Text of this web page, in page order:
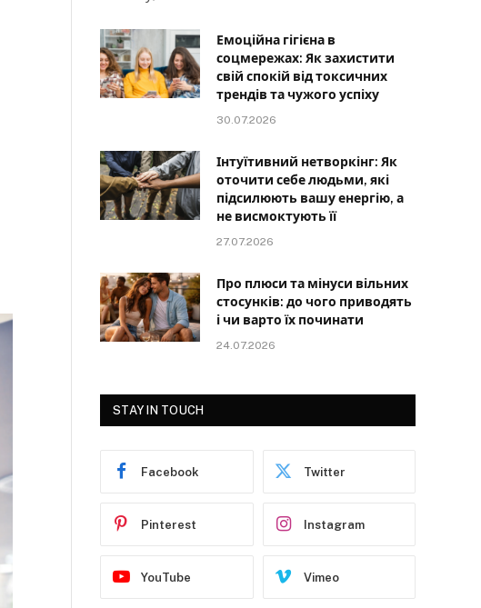
Емоційна гігієна в
соцмережах: Як захистити
свій спокій від токсичних
трендів та чужого успіху
30.07.2026
Інтуїтивний нетворкінг: Як
оточити себе людьми, які
підсилюють вашу енергію, а
не висмоктують її
27.07.2026
Про плюси та мінуси вільних
стосунків: до чого приводять
і чи варто їх починати
24.07.2026
STAY IN TOUCH
Facebook Twitter
Pinterest Instagram
YouTube Vimeo